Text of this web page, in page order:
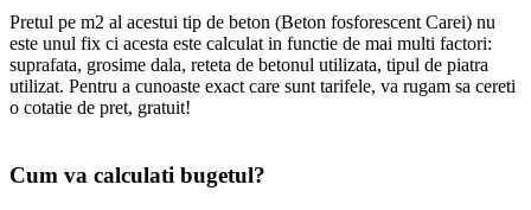
Pretul pe m2 al acestui tip de beton (Beton fosforescent Carei) nu
este unul fix ci acesta este calculat in functie de mai multi factori:
suprafata, grosime dala, reteta de betonul utilizata, tipul de piatra
utilizat. Pentru a cunoaste exact care sunt tarifele, va rugam sa cereti
o cotatie de pret, gratuit!
Cum va calculati bugetul?